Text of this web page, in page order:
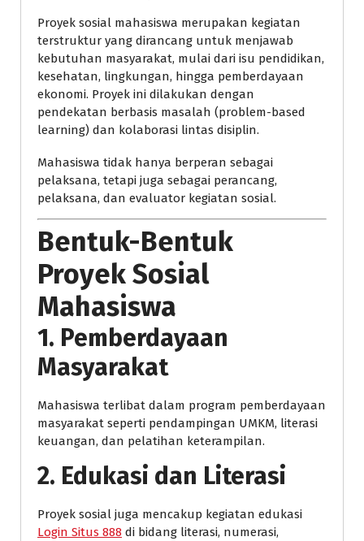
Proyek sosial mahasiswa merupakan kegiatan
terstruktur yang dirancang untuk menjawab
kebutuhan masyarakat, mulai dari isu pendidikan,
kesehatan, lingkungan, hingga pemberdayaan
ekonomi. Proyek ini dilakukan dengan
pendekatan berbasis masalah (problem-based
learning) dan kolaborasi lintas disiplin.
Mahasiswa tidak hanya berperan sebagai
pelaksana, tetapi juga sebagai perancang,
pelaksana, dan evaluator kegiatan sosial.
Bentuk-Bentuk
Proyek Sosial
Mahasiswa
1. Pemberdayaan
Masyarakat
Mahasiswa terlibat dalam program pemberdayaan
masyarakat seperti pendampingan UMKM, literasi
keuangan, dan pelatihan keterampilan.
2. Edukasi dan Literasi
Proyek sosial juga mencakup kegiatan edukasi
Login Situs 888 di bidang literasi, numerasi,